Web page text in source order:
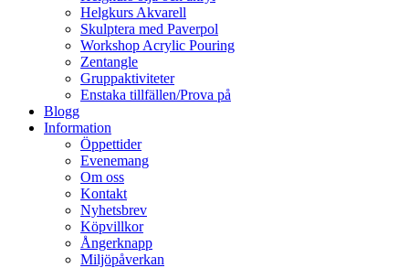
Helgkurs Akvarell
Skulptera med Paverpol
Workshop Acrylic Pouring
Zentangle
Gruppaktiviteter
Enstaka tillfällen/Prova på
Blogg
Information
Öppettider
Evenemang
Om oss
Kontakt
Nyhetsbrev
Köpvillkor
Ångerknapp
Miljöpåverkan